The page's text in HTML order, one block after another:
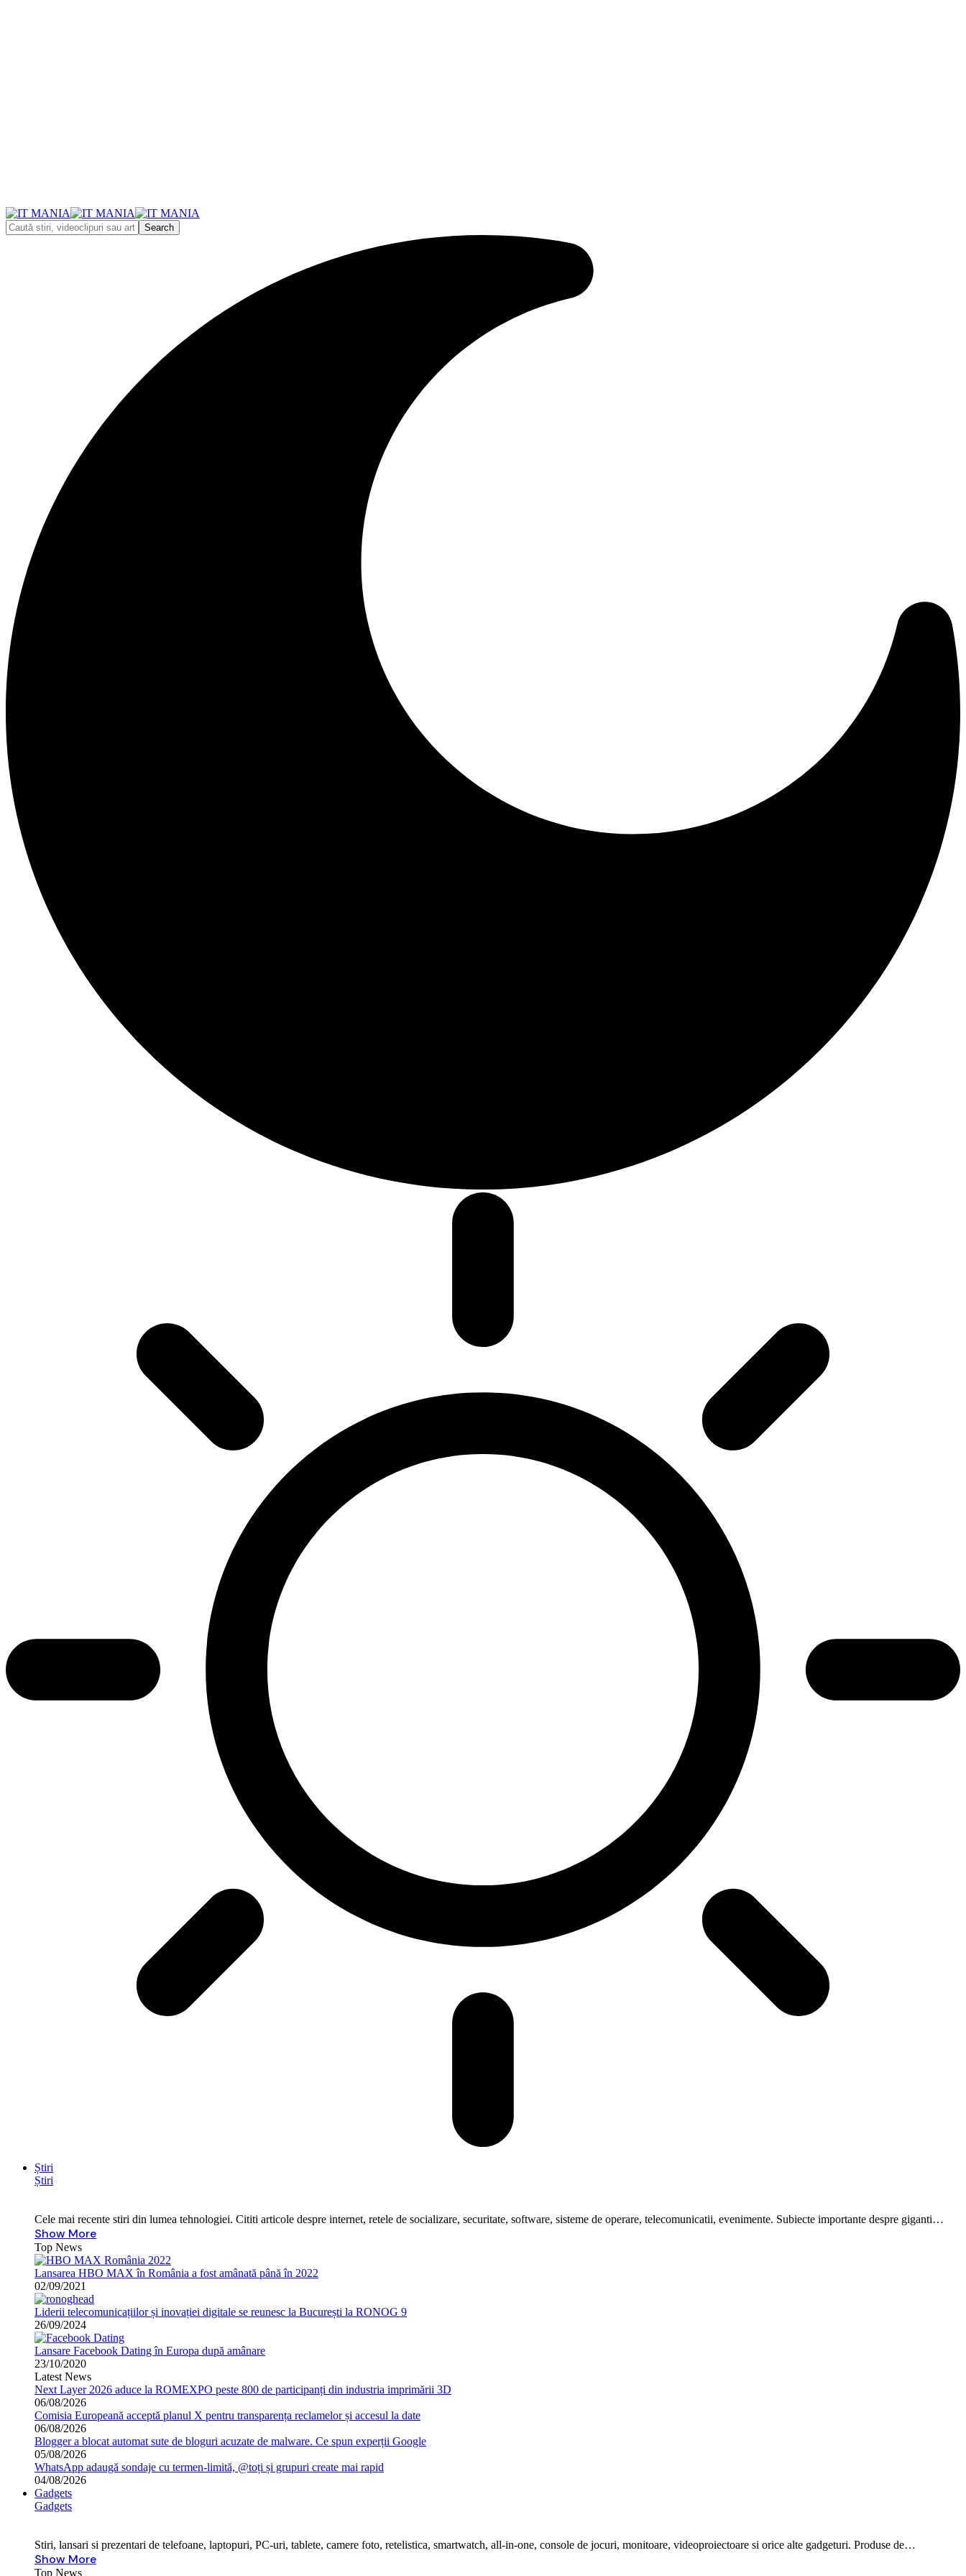
Știri
Știri
Cele mai recente stiri din lumea tehnologiei. Cititi articole despre internet, retele de socializare, securitate, software, sisteme de operare, telecomunicatii, evenimente. Subiecte importante despre giganti…
Show More
Top News
Lansarea HBO MAX în România a fost amânată până în 2022
02/09/2021
Liderii telecomunicațiilor și inovației digitale se reunesc la București la RONOG 9
26/09/2024
Lansare Facebook Dating în Europa după amânare
23/10/2020
Latest News
Next Layer 2026 aduce la ROMEXPO peste 800 de participanți din industria imprimării 3D
06/08/2026
Comisia Europeană acceptă planul X pentru transparența reclamelor și accesul la date
06/08/2026
Blogger a blocat automat sute de bloguri acuzate de malware. Ce spun experții Google
05/08/2026
WhatsApp adaugă sondaje cu termen-limită, @toți și grupuri create mai rapid
04/08/2026
Gadgets
Gadgets
Stiri, lansari si prezentari de telefoane, laptopuri, PC-uri, tablete, camere foto, retelistica, smartwatch, all-in-one, console de jocuri, monitoare, videoproiectoare si orice alte gadgeturi. Produse de…
Show More
Top News